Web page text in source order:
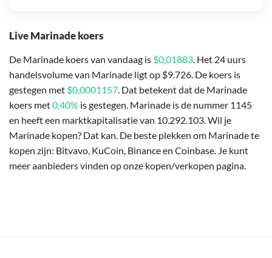
Live Marinade koers
De Marinade koers van vandaag is $0,01883. Het 24 uurs
handelsvolume van Marinade ligt op $9.726. De koers is
gestegen met $0,0001157. Dat betekent dat de Marinade
koers met0,40% is gestegen. Marinade is de nummer 1145
en heeft een marktkapitalisatie van 10.292.103. Wil je
Marinade kopen? Dat kan. De beste plekken om Marinade te
kopen zijn: Bitvavo, KuCoin, Binance en Coinbase. Je kunt
meer aanbieders vinden op onze kopen/verkopen pagina.